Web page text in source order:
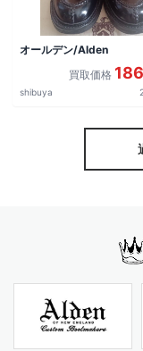
オールデン/Alden
買取価格
shibuya